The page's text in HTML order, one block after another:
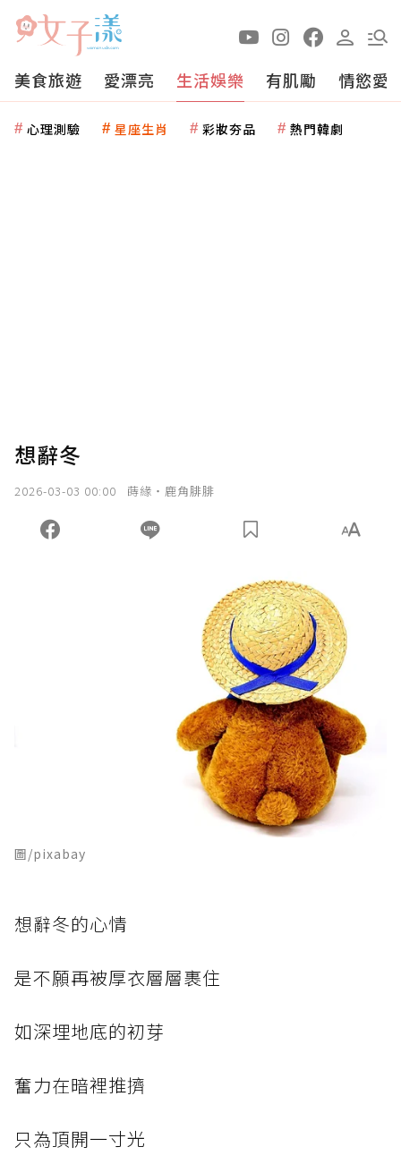
美食旅遊 愛漂亮 生活娛樂 有肌勵 情慾愛
心理測驗 星座生肖 彩妝夯品 熱門韓劇
想辭冬
2026-03-03 00:00 蒔緣‧鹿角腓腓
圖/pixabay
想辭冬的心情
是不願再被厚衣層層裹住
如深埋地底的初芽
奮力在暗裡推擠
只為頂開一寸光